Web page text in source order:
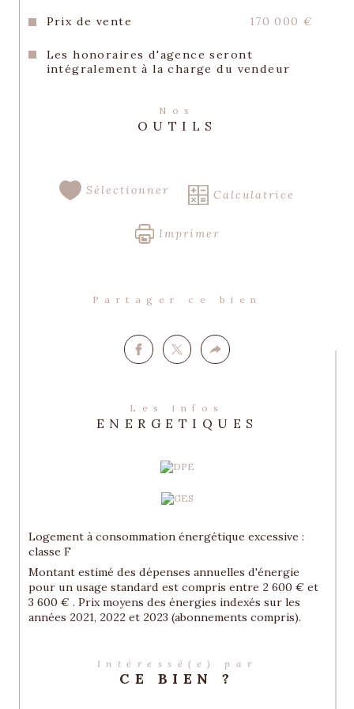
https://www.georisques.gouv.fr
REFERENCE : 3260 // PRIX : 170.000
EUROS, les honoraires d'agence sont à la
Prix de vente 170 000 €
Les honoraires d'agence seront
intégralement à la charge du vendeur
Nos
OUTILS
Sélectionner Calculatrice
Imprimer
Partager ce bien
Les infos
ENERGETIQUES
Logement à consommation énergétique excessive :
classe F
Montant estimé des dépenses annuelles d'énergie
pour un usage standard est compris entre 2 600 € et
3 600 € . Prix moyens des énergies indexés sur les
années 2021, 2022 et 2023 (abonnements compris).
Intéressé(e) par
CE BIEN ?